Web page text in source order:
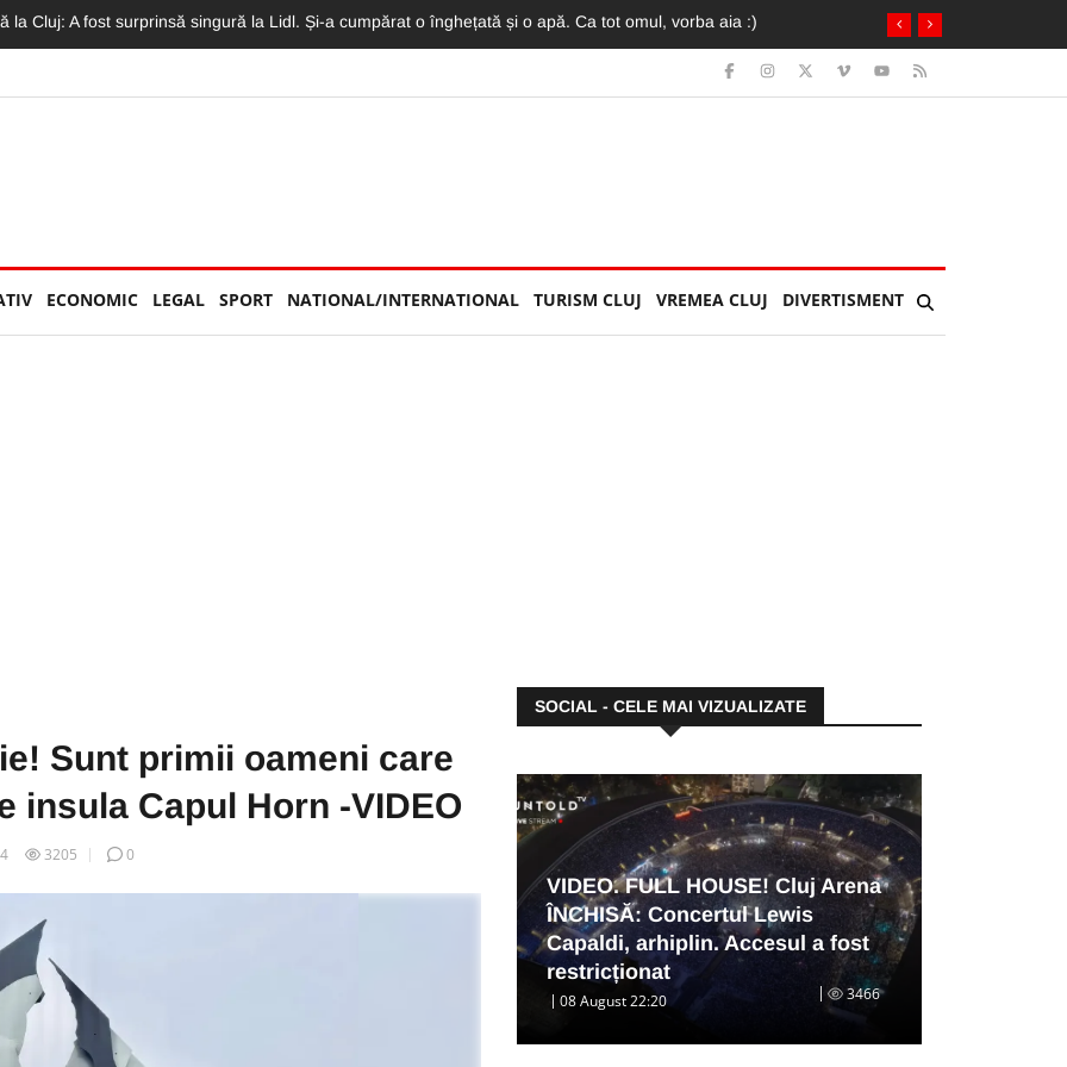
Concertul Lewis Capaldi, arhiplin. Accesul a fost restricționat
ECONOMIC LEGAL SPORT NATIONAL/INTERNATIONAL TURISM CLUJ VREMEA CLUJ DIVERTISMENT
Sunt primii oameni care
insula Capul Horn -VIDEO
3205 0
SOCIAL - CELE MAI VIZUALIZATE
VIDEO. FULL HOUSE! Cluj Arena
ÎNCHISĂ: Concertul Lewis
Capaldi, arhiplin. Accesul a fost
restricționat
08 August 22:20 3466